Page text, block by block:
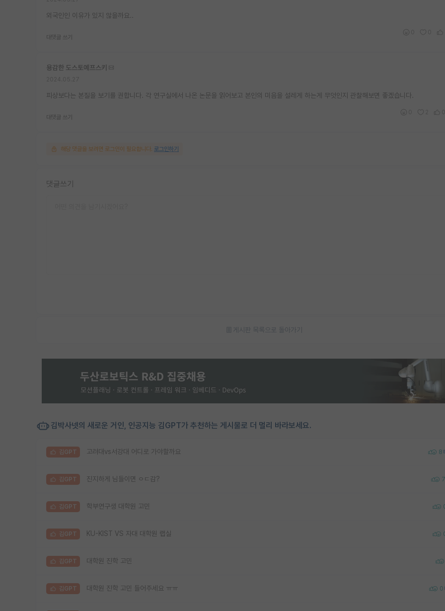
외국인인 이유가 있지 않을까요..
대댓글 쓰기
용감한 도스토예프스키
피상보다는 본질을 보기를 권합니다. 각 연구실에서 나온 논문을 읽어보고 본인의 미음을 설레게 하는게 무엇인지 관찰해보면 좋겠습니다.
대댓글 쓰기
해당 댓글을 보려면 로그인이 필요합니다. 로그인하기
댓글쓰기
게시판 목록으로 돌아가기
김박사넷의 새로운 거인, 인공지능 김GPT가 추천하는 게시물로 더 멀리 바라보세요.
김GPT 고려대vs서강대 어디로 가야할까요 8
김GPT 진지하게 님들이면 ㅇㄷ감? 7
김GPT 학부연구생 대학원 고민
김GPT KU-KIST VS 자대 대학원 랩실
김GPT 대학원 진학 고민
김GPT 대학원 진학 고민 들어주세요 ㅠㅠ 0